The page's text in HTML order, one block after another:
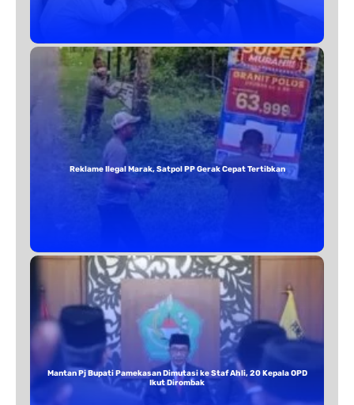
Reklame Ilegal Marak, Satpol PP Gerak Cepat Tertibkan
Mantan Pj Bupati Pamekasan Dimutasi ke Staf Ahli, 20 Kepala OPD
Ikut Dirombak